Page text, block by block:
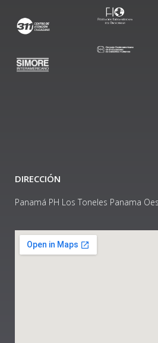
DIRECCIÓN
Panamá PH Los Toneles Panama